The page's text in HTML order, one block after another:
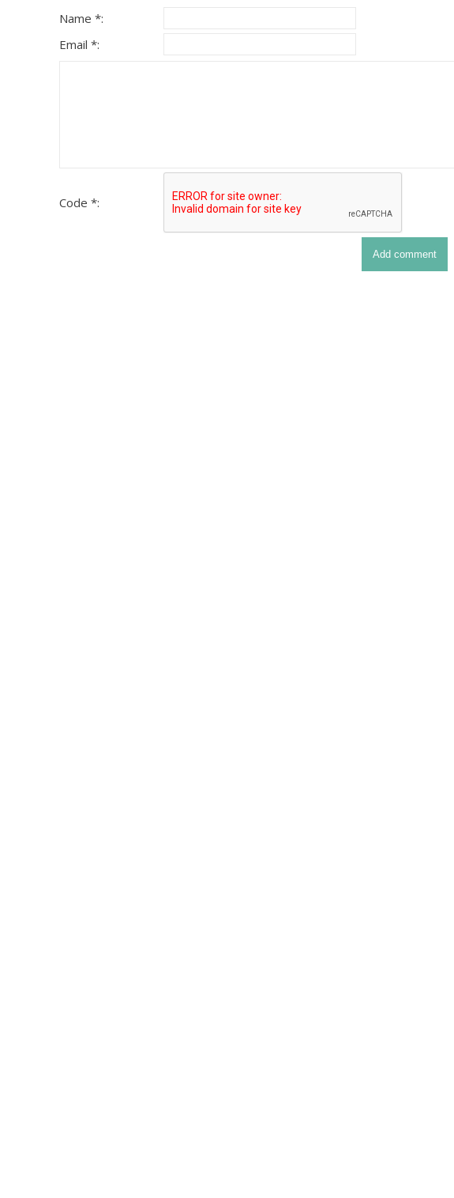
Name *:
Email *:
Code *: